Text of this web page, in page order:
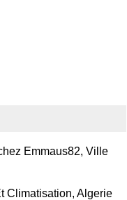
Emmaus82, Ville
Climatisation, Algerie